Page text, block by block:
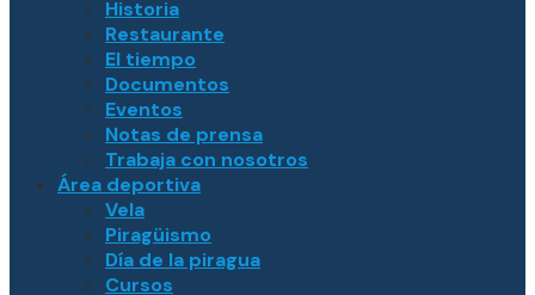
Historia
Restaurante
El tiempo
Documentos
Eventos
Notas de prensa
Trabaja con nosotros
Área deportiva
Vela
Piragüismo
Día de la piragua
Cursos